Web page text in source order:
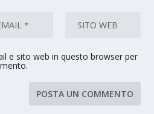
e sito web in questo browser per